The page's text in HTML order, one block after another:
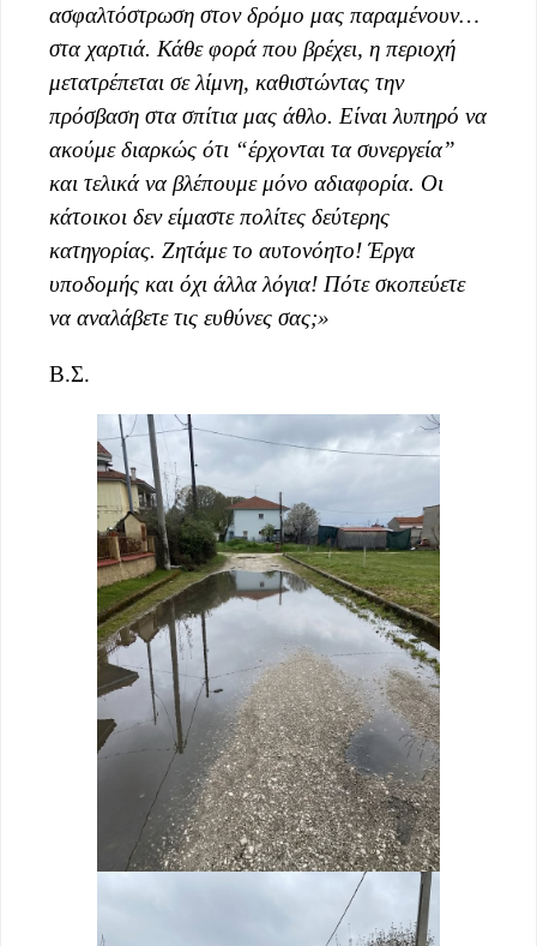
ασφαλτόστρωση στον δρόμο μας παραμένουν…
στα χαρτιά. Κάθε φορά που βρέχει, η περιοχή
μετατρέπεται σε λίμνη, καθιστώντας την
πρόσβαση στα σπίτια μας άθλο. Είναι λυπηρό να
ακούμε διαρκώς ότι “έρχονται τα συνεργεία”
και τελικά να βλέπουμε μόνο αδιαφορία. Οι
κάτοικοι δεν είμαστε πολίτες δεύτερης
κατηγορίας. Ζητάμε το αυτονόητο! Έργα
υποδομής και όχι άλλα λόγια! Πότε σκοπεύετε
να αναλάβετε τις ευθύνες σας;»
Β.Σ.